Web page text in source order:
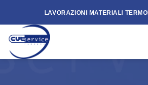
content
LAVORAZIONI MATERIALI